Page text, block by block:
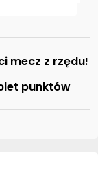
mecz z rzędu!
punktów